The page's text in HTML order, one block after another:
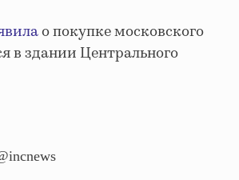
о покупке московского
в здании Центрального